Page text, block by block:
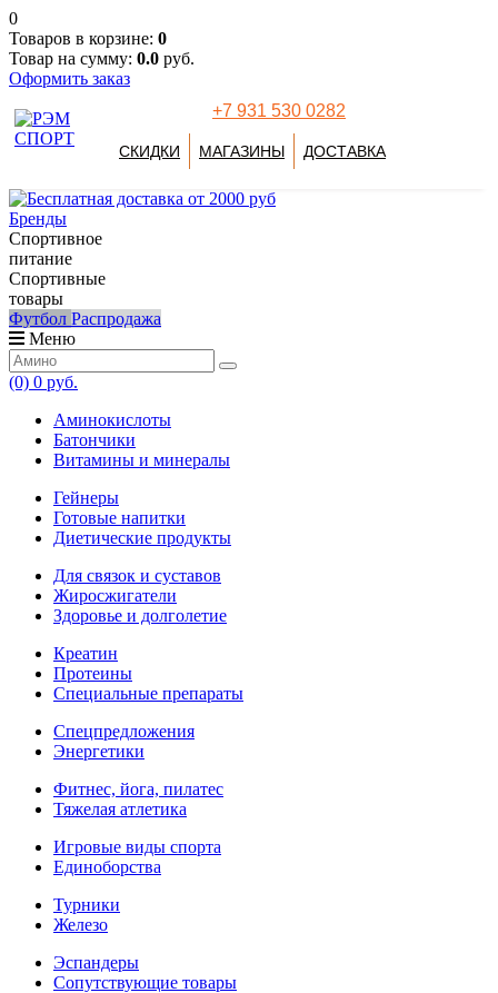
0
Товаров в корзине: 0
Товар на сумму: 0.0 руб.
Оформить заказ
+7 931 530 0282
СКИДКИ МАГАЗИНЫ ДОСТАВКА
Бренды
Спортивное
питание
Спортивные
товары
Футбол Распродажа
Меню
(0) 0 руб.
Аминокислоты
Батончики
Витамины и минералы
Гейнеры
Готовые напитки
Диетические продукты
Для связок и суставов
Жиросжигатели
Здоровье и долголетие
Креатин
Протеины
Специальные препараты
Спецпредложения
Энергетики
Фитнес, йога, пилатес
Тяжелая атлетика
Игровые виды спорта
Единоборства
Турники
Железо
Эспандеры
Сопутствующие товары